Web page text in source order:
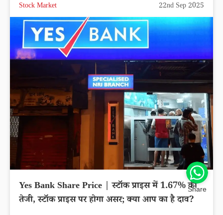
Stock Market 22nd Sep 2025
Yes Bank Share Price | स्टॉक प्राइस में 1.67% की
तेजी, स्टॉक प्राइस पर होगा असर; क्या आप का है दाव?
Share